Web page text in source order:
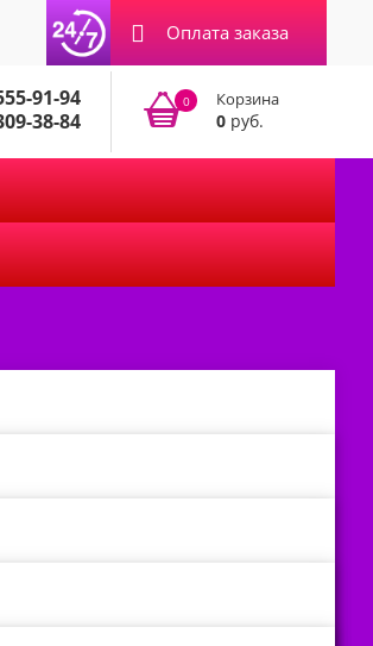
Оплата заказа
91-94
38-84
Корзина
0
0 руб.